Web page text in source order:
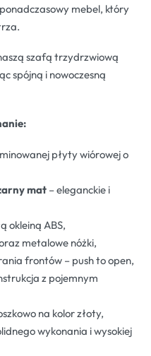
mebel, który
szafą trzydrzwiową
spójną i nowoczesną
płyty wiórowej o
mat – eleganckie i
okleiną ABS,
metalowe nóżki,
frontów – push to open,
z pojemnym
na kolor złoty,
wykonania i wysokiej